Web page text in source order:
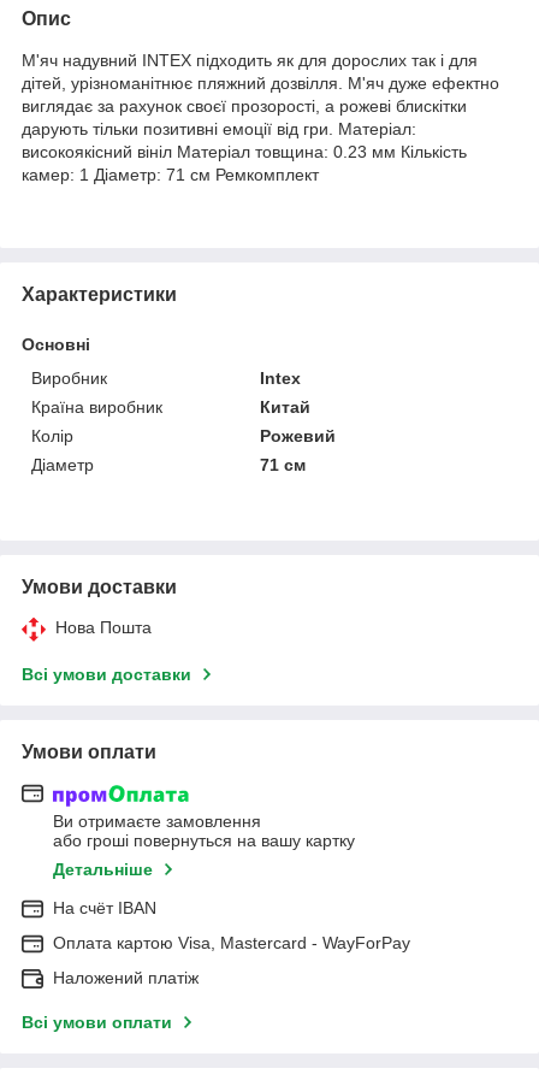
Опис
М'яч надувний INTEX підходить як для дорослих так і для
дітей, урізноманітнює пляжний дозвілля. М'яч дуже ефектно
виглядає за рахунок своєї прозорості, а рожеві блискітки
дарують тільки позитивні емоції від гри. Матеріал:
високоякісний вініл Матеріал товщина: 0.23 мм Кількість
камер: 1 Діаметр: 71 см Ремкомплект
Характеристики
Основні
Виробник
Intex
Країна виробник
Китай
Колір
Рожевий
Діаметр
71 см
Умови доставки
Нова Пошта
Всі умови доставки
Умови оплати
Ви отримаєте замовлення
або гроші повернуться на вашу картку
Детальніше
На cчёт IBAN
Оплата картою Visa, Mastercard - WayForPay
Наложений платіж
Всі умови оплати